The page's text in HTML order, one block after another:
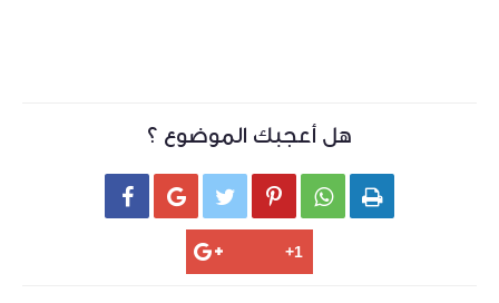
هل أعجبك الموضوع ؟
     